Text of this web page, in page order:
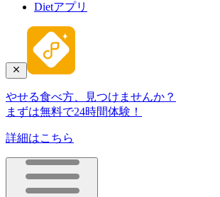
Dietアプリ
やせる食べ方、見つけませんか？
まずは無料で24時間体験！
詳細はこちら